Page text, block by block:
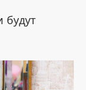
будут